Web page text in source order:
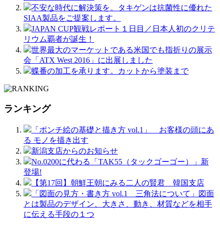
不安な時代に解決策を。タキゲンは抗菌性に優れた
SIAA製品をご提案します。
JAPAN CUP観戦レポート１日目／日本人初のクリテ
リウム覇者が誕生！
世界最大のマーケットである米国でも指折りの展示
会「ATX West 2016」に出展しました
蝶番の加工を承ります。カットから塗装まで
ランキング
「ポンチ絵の基礎と描き方 vol.1」 お客様の頭にあ
る モノを描き出す
新潟支店からのお知らせ
No.0200に代わる「TAK55（タックゴーゴー）」新
登場!
【第17回】朝鮮王朝にみる二人の賢君 韓国支店
「図面の見方・書き方 vol.1 三角法について」図面
とは製品のデザイン、大きさ、動き、材質などを相手
に伝える手段の１つ